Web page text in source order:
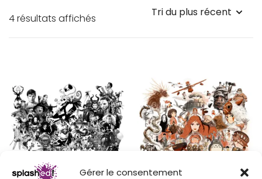
Gérer le consentement
4 résultats affichés
plus
ancien